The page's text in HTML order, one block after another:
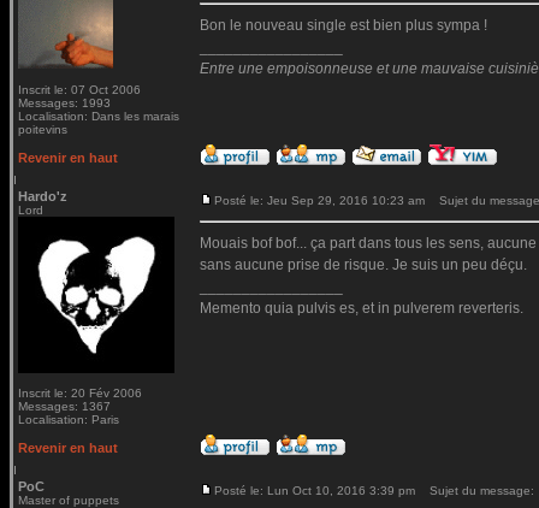
Inscrit le: 07 Oct 2006
Messages: 1993
Localisation: Dans les marais
poitevins
Bon le nouveau single est bien plus sympa !
Entre une empoisonneuse et une mauvaise
Revenir en haut
Hardo'z
Lord
Inscrit le: 20 Fév 2006
Messages: 1367
Localisation: Paris
Posté le: Jeu Sep 29, 2016 10:23 am Sujet du
Mouais bof bof... ça part dans tous les sens,
sans aucune prise de risque. Je suis un peu déçu.
Memento quia pulvis es, et in pulverem reverteris.
Revenir en haut
PoC
Master of puppets
Posté le: Lun Oct 10, 2016 3:39 pm Sujet du message: